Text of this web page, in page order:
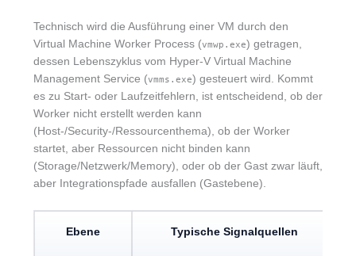
Technisch wird die Ausführung einer VM durch den
Virtual Machine Worker Process (vmwp.exe) getragen,
dessen Lebenszyklus vom Hyper-V Virtual Machine
Management Service (vmms.exe) gesteuert wird. Kommt
es zu Start- oder Laufzeitfehlern, ist entscheidend, ob der
Worker nicht erstellt werden kann
(Host-/Security-/Ressourcenthema), ob der Worker
startet, aber Ressourcen nicht binden kann
(Storage/Netzwerk/Memory), oder ob der Gast zwar läuft,
aber Integrationspfade ausfallen (Gastebene).
Ebene Typische Signalquellen